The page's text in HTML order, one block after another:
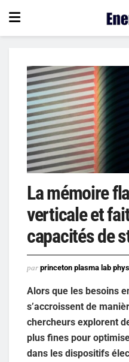
La mémoire
verticale et
capacités de
par princeton plasma lab
Alors que les besoins
s’accroissent de
chercheurs explorent
plus fines pour
dans les dispositifs